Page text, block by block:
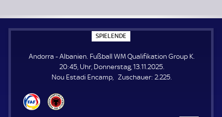
SPIELENDE
P
E
E
N
Andorra - Albanien. Fußball WM Qualifikation Group K.
20:45, Uhr, Donnerstag, 13.11.2025.
Nou Estadi Encamp
Zuschauer: Z
2.225.